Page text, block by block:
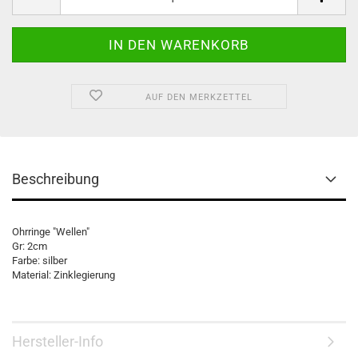
AUF DEN MERKZETTEL
Beschreibung
Ohrringe "Wellen"
Gr: 2cm
Farbe: silber
Material: Zinklegierung
Hersteller-Info